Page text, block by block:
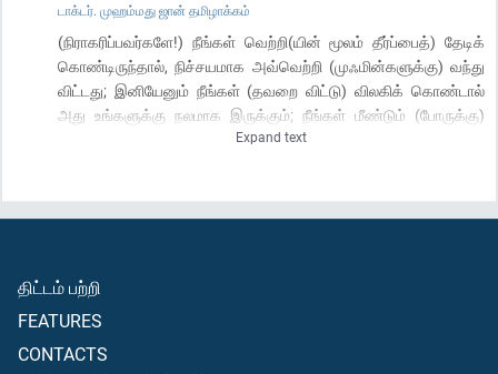
டாக்டர். முஹம்மது ஜான் தமிழாக்கம்
(நிராகரிப்பவர்களே!) நீங்கள் வெற்றி(யின் மூலம் தீர்ப்பைத்) தேடிக்
கொண்டிருந்தால், நிச்சயமாக அவ்வெற்றி (முஃமின்களுக்கு) வந்து
விட்டது; இனியேனும் நீங்கள் (தவறை விட்டு) விலகிக் கொண்டால்
அது உங்களுக்கு நலமாக இருக்கும்; நீங்கள் மீண்டும் (போருக்கு)
வந்தால் நாங்களும் வருவோம்; உங்களுடைய படை எவ்வளவு
Expand text
திட்டம் பற்றி
FEATURES
CONTACTS